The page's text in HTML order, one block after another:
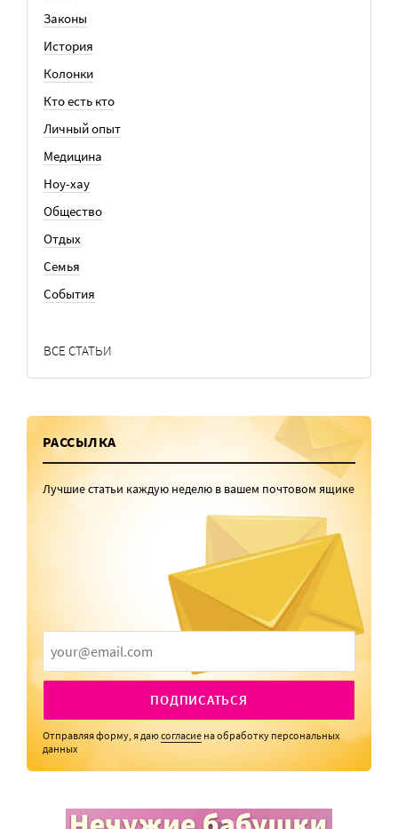
Законы
История
Колонки
Кто есть кто
Личный опыт
Медицина
Ноу-хау
Общество
Отдых
Семья
События
ВСЕ СТАТЬИ
РАССЫЛКА
Лучшие статьи каждую неделю в вашем почтовом ящике
ПОДПИСАТЬСЯ
Отправляя форму, я даюсогласие на обработку персональных
данных